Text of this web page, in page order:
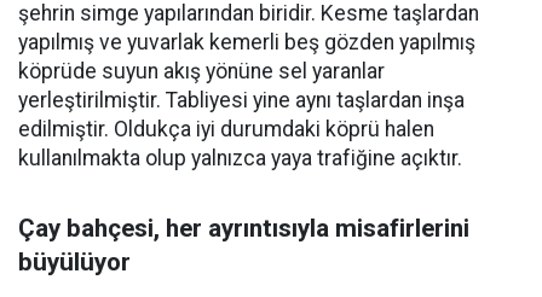
şehrin simge yapılarından biridir. Kesme taşlardan
yapılmış ve yuvarlak kemerli beş gözden yapılmış
köprüde suyun akış yönüne sel yaranlar
yerleştirilmiştir. Tabliyesi yine aynı taşlardan inşa
edilmiştir. Oldukça iyi durumdaki köprü halen
kullanılmakta olup yalnızca yaya trafiğine açıktır.
Çay bahçesi, her ayrıntısıyla misafirlerini
büyülüyor